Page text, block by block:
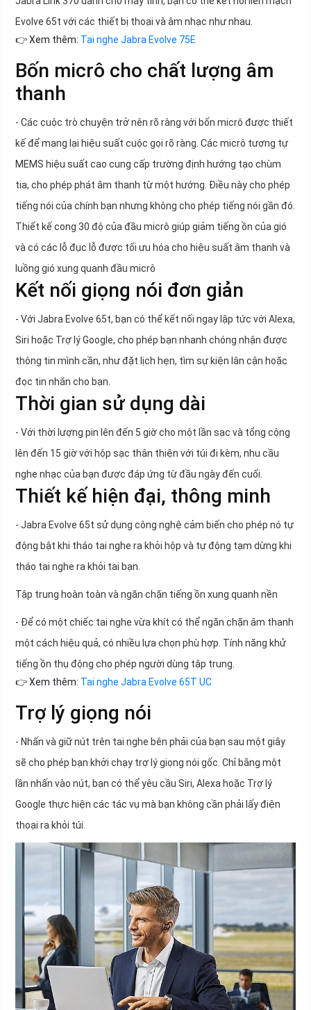
Evolve 65t với các thiết bị thoại và âm nhạc như nhau.
👉 Xem thêm: Tai nghe Jabra Evolve 75E
Bốn micrô cho chất lượng âm
thanh
- Các cuộc trò chuyện trở nên rõ ràng với bốn micrô được thiết
kế để mang lại hiệu suất cuộc gọi rõ ràng. Các micrô tương tự
MEMS hiệu suất cao cung cấp trường định hướng tạo chùm
tia, cho phép phát âm thanh từ một hướng. Điều này cho phép
tiếng nói của chính bạn nhưng không cho phép tiếng nói gần đó.
Thiết kế cong 30 độ của đầu micrô giúp giảm tiếng ồn của gió
và có các lỗ đục lỗ được tối ưu hóa cho hiệu suất âm thanh và
luồng gió xung quanh đầu micrô
Kết nối giọng nói đơn giản
- Với Jabra Evolve 65t, bạn có thể kết nối ngay lập tức với Alexa,
Siri hoặc Trợ lý Google, cho phép bạn nhanh chóng nhận được
thông tin mình cần, như đặt lịch hẹn, tìm sự kiện lân cận hoặc
đọc tin nhắn cho bạn.
Thời gian sử dụng dài
- Với thời lượng pin lên đến 5 giờ cho một lần sạc và tổng cộng
lên đến 15 giờ với hộp sạc thân thiện với túi đi kèm, nhu cầu
nghe nhạc của bạn được đáp ứng từ đầu ngày đến cuối.
Thiết kế hiện đại, thông minh
- Jabra Evolve 65t sử dụng công nghệ cảm biến cho phép nó tự
động bật khi tháo tai nghe ra khỏi hộp và tự động tạm dừng khi
tháo tai nghe ra khỏi tai bạn.
Tập trung hoàn toàn và ngăn chặn tiếng ồn xung quanh nền
- Để có một chiếc tai nghe vừa khít có thể ngăn chặn âm thanh
một cách hiệu quả, có nhiều lựa chọn phù hợp. Tính năng khử
tiếng ồn thụ động cho phép người dùng tập trung.
👉 Xem thêm: Tai nghe Jabra Evolve 65T UC
Trợ lý giọng nói
- Nhấn và giữ nút trên tai nghe bên phải của bạn sau một giây
sẽ cho phép bạn khởi chạy trợ lý giọng nói gốc. Chỉ bằng một
lần nhấn vào nút, bạn có thể yêu cầu Siri, Alexa hoặc Trợ lý
Google thực hiện các tác vụ mà bạn không cần phải lấy điện
thoại ra khỏi túi.